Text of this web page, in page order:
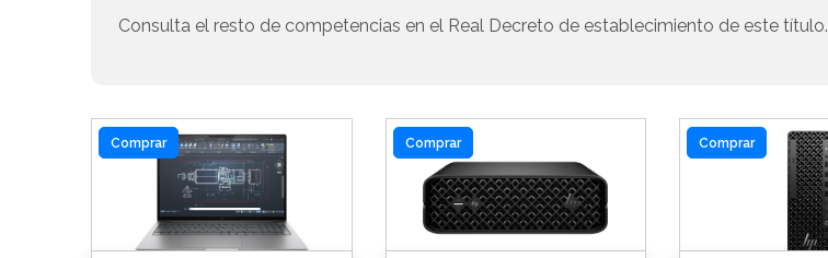
Consulta el resto de competencias en el Real Decreto de establecimiento de este título.
Comprar Comprar Comprar